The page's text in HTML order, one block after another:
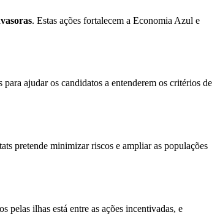
. Estas ações fortalecem a Economia Azul e
ajudar os candidatos a entenderem os critérios de
pretende minimizar riscos e ampliar as populações
ilhas está entre as ações incentivadas, e